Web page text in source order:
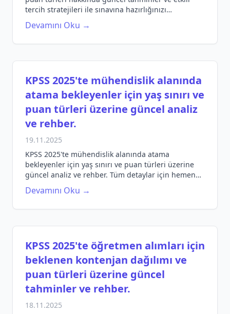
tercih stratejileri ile sınavına hazırlığınızı
destekleyin.
Devamını Oku →
KPSS 2025'te mühendislik alanında
atama bekleyenler için yaş sınırı ve
puan türleri üzerine güncel analiz
ve rehber.
19.11.2025
KPSS 2025'te mühendislik alanında atama
bekleyenler için yaş sınırı ve puan türleri üzerine
güncel analiz ve rehber. Tüm detaylar için hemen
okuyun!
Devamını Oku →
KPSS 2025'te öğretmen alımları için
beklenen kontenjan dağılımı ve
puan türleri üzerine güncel
tahminler ve rehber.
18.11.2025